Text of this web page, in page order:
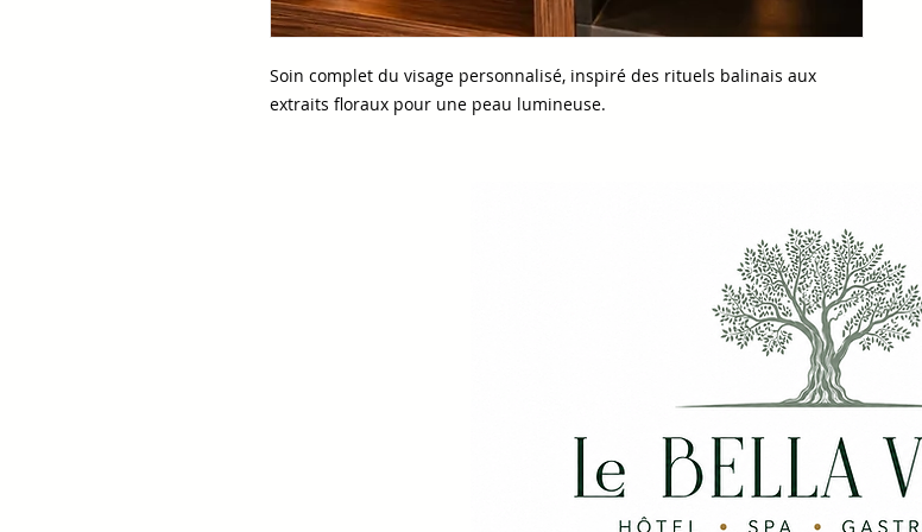
Soin complet du visage personnalisé, inspiré des rituels balinais aux
extraits floraux pour une peau lumineuse.